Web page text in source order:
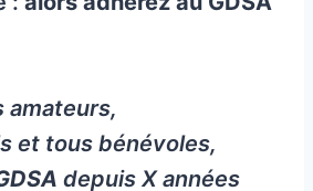
amateurs,
et tous bénévoles,
depuis X années